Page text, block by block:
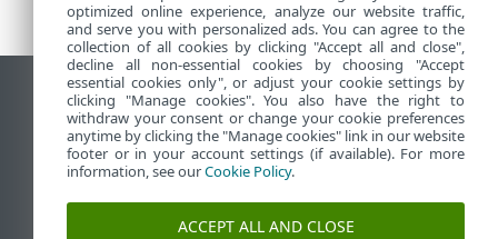
Wyświetl witrynę internetową dla
komputerów
End of Life
Baza wiedzy ESET
Forum ESET
optimized online experience, analyze our website traffic,
and serve you with personalized ads. You can agree to the
collection of all cookies by clicking "Accept all and close",
decline all non-essential cookies by choosing "Accept
essential cookies only", or adjust your cookie settings by
clicking "Manage cookies". You also have the right to
withdraw your consent or change your cookie preferences
anytime by clicking the "Manage cookies" link in our website
footer or in your account settings (if available). For more
information, see ourCookie Policy.
ACCEPT ALL AND CLOSE